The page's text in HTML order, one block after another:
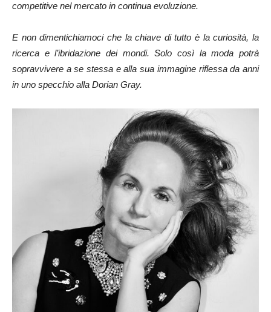
competitive nel mercato in continua evoluzione.
E non dimentichiamoci che la chiave di tutto è la curiosità, la
ricerca e l’ibridazione dei mondi. Solo così la moda potrà
sopravvivere a se stessa e alla sua immagine riflessa da anni
in uno specchio alla Dorian Gray.